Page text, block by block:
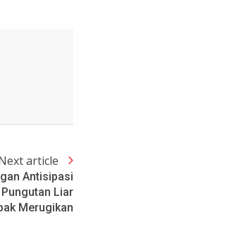
article
Antisipasi
Liar
Merugikan